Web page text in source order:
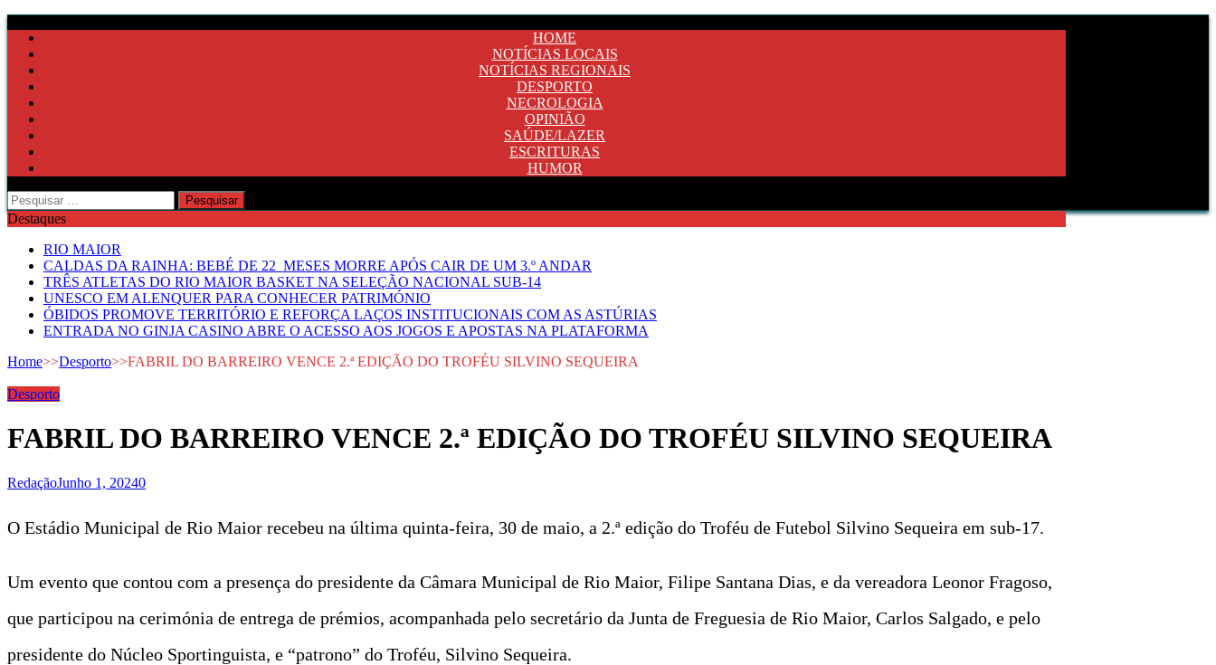
HOME
NOTÍCIAS LOCAIS
NOTÍCIAS REGIONAIS
DESPORTO
NECROLOGIA
OPINIÃO
SAÚDE/LAZER
ESCRITURAS
HUMOR
Pesquisar
por:
Destaques
RIO MAIOR
CALDAS DA RAINHA: BEBÉ DE 22 MESES MORRE APÓS CAIR DE UM 3.º ANDAR
TRÊS ATLETAS DO RIO MAIOR BASKET NA SELEÇÃO NACIONAL SUB-14
UNESCO EM ALENQUER PARA CONHECER PATRIMÓNIO
ÓBIDOS PROMOVE TERRITÓRIO E REFORÇA LAÇOS INSTITUCIONAIS COM AS ASTÚRIAS
ENTRADA NO GINJA CASINO ABRE O ACESSO AOS JOGOS E APOSTAS NA PLATAFORMA
Home>>Desporto>>FABRIL DO BARREIRO VENCE 2.ª EDIÇÃO DO TROFÉU SILVINO SEQUEIRA
Desporto
FABRIL DO BARREIRO VENCE 2.ª EDIÇÃO DO TROFÉU SILVINO SEQUEIRA
RedaçãoJunho 1, 20240
O Estádio Municipal de Rio Maior recebeu na última quinta-feira, 30 de maio, a 2.ª edição do Troféu de Futebol Silvino Sequeira em sub-17.
Um evento que contou com a presença do presidente da Câmara Municipal de Rio Maior, Filipe Santana Dias, e da vereadora Leonor Fragoso,
que participou na cerimónia de entrega de prémios, acompanhada pelo secretário da Junta de Freguesia de Rio Maior, Carlos Salgado, e pelo
presidente do Núcleo Sportinguista, e “patrono” do Troféu, Silvino Sequeira.